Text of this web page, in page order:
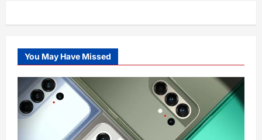
You May Have Missed